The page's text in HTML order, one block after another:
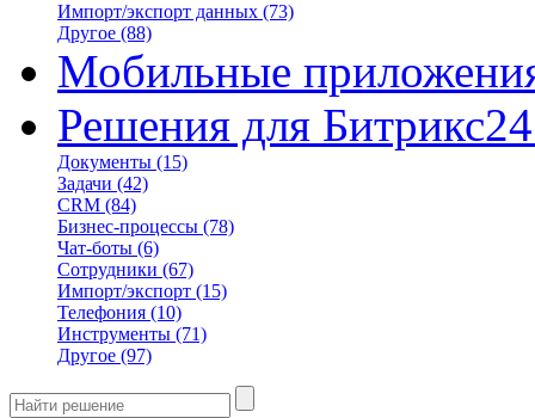
Импорт/экспорт данных (73)
Другое (88)
Мобильные
Решения для Битрикс24
Документы (15)
Задачи (42)
CRM (84)
Бизнес-процессы (78)
Чат-боты (6)
Сотрудники (67)
Импорт/экспорт (15)
Телефония (10)
Инструменты (71)
Другое (97)